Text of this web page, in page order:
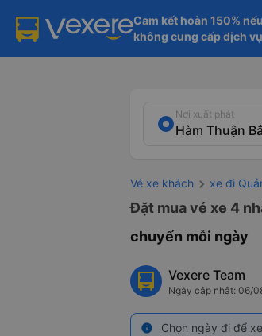
Cam kết hoàn 150%
không cung cấp dịch
Nơi xuất phát
Vé xe khách xe đi
Đặt mua vé xe 4
chuyến mỗi ngày
Vexere Team
Ngày cập nhật: 06/
info Chọn ngày đi để